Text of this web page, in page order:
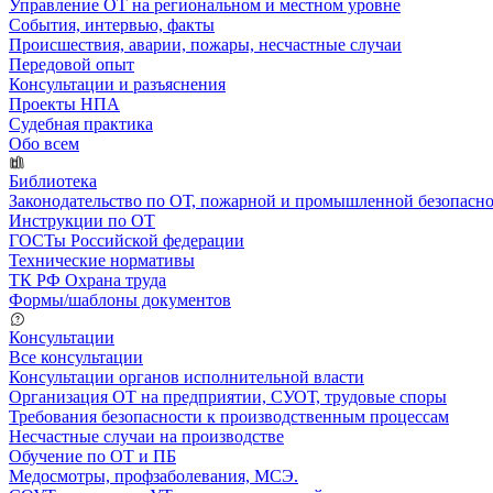
Управление ОТ на региональном и местном уровне
События, интервью, факты
Происшествия, аварии, пожары, несчастные случаи
Передовой опыт
Консультации и разъяснения
Проекты НПА
Судебная практика
Обо всем
Библиотека
Законодательство по ОТ, пожарной и промышленной
Инструкции по ОТ
ГОСТы Российской федерации
Технические нормативы
ТК РФ Охрана труда
Формы/шаблоны документов
Консультации
Все консультации
Консультации органов исполнительной власти
Организация ОТ на предприятии, СУОТ, трудовые споры
Требования безопасности к производственным процессам
Несчастные случаи на производстве
Обучение по ОТ и ПБ
Медосмотры, профзаболевания, МСЭ.